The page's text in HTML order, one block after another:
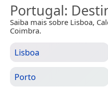
Portugal:
Saiba mais sobre Lisboa,
Coimbra.
Lisboa
Porto